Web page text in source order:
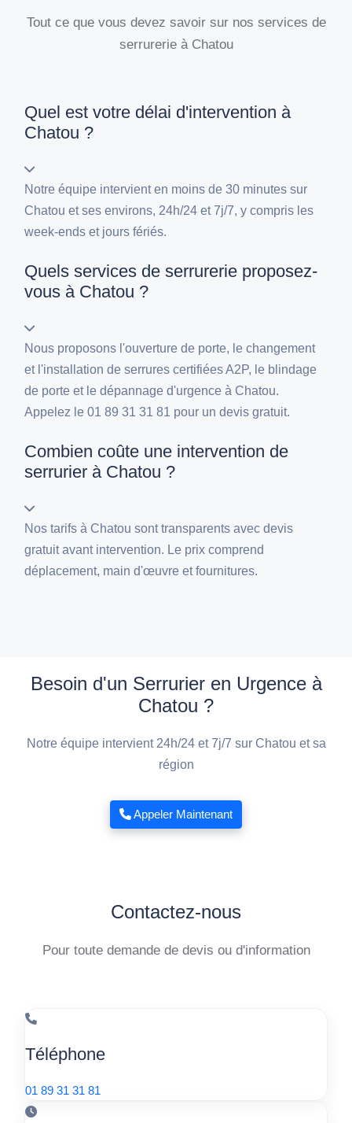
Tout ce que vous devez savoir sur nos services de
serrurerie à Chatou
Quel est votre délai d'intervention à
Chatou ?
Notre équipe intervient en moins de 30 minutes sur
Chatou et ses environs, 24h/24 et 7j/7, y compris les
week-ends et jours fériés.
Quels services de serrurerie proposez-
vous à Chatou ?
Nous proposons l'ouverture de porte, le changement
et l'installation de serrures certifiées A2P, le blindage
de porte et le dépannage d'urgence à Chatou.
Appelez le 01 89 31 31 81 pour un devis gratuit.
Combien coûte une intervention de
serrurier à Chatou ?
Nos tarifs à Chatou sont transparents avec devis
gratuit avant intervention. Le prix comprend
déplacement, main d'œuvre et fournitures.
Besoin d'un Serrurier en Urgence à
Chatou ?
Notre équipe intervient 24h/24 et 7j/7 sur Chatou et sa
région
Appeler Maintenant
Contactez-nous
Pour toute demande de devis ou d'information
Téléphone
01 89 31 31 81